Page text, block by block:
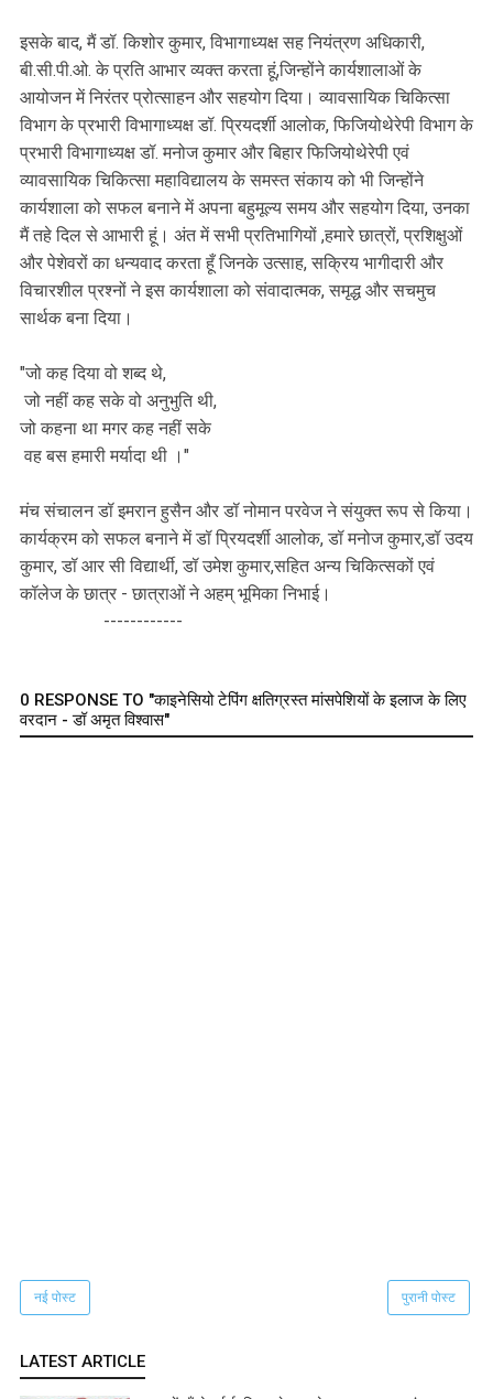
इसके बाद, मैं डॉ. किशोर कुमार, विभागाध्यक्ष सह नियंत्रण अधिकारी,
बी.सी.पी.ओ. के प्रति आभार व्यक्त करता हूं,जिन्होंने कार्यशालाओं के
आयोजन में निरंतर प्रोत्साहन और सहयोग दिया। व्यावसायिक चिकित्सा
विभाग के प्रभारी विभागाध्यक्ष डॉ. प्रियदर्शी आलोक, फिजियोथेरेपी विभाग के
प्रभारी विभागाध्यक्ष डॉ. मनोज कुमार और बिहार फिजियोथेरेपी एवं
व्यावसायिक चिकित्सा महाविद्यालय के समस्त संकाय को भी जिन्होंने
कार्यशाला को सफल बनाने में अपना बहुमूल्य समय और सहयोग दिया, उनका
मैं तहे दिल से आभारी हूं। अंत में सभी प्रतिभागियों ,हमारे छात्रों, प्रशिक्षुओं
और पेशेवरों का धन्यवाद करता हूँ जिनके उत्साह, सक्रिय भागीदारी और
विचारशील प्रश्नों ने इस कार्यशाला को संवादात्मक, समृद्ध और सचमुच
सार्थक बना दिया।
"जो कह दिया वो शब्द थे,
जो नहीं कह सके वो अनुभुति थी,
जो कहना था मगर कह नहीं सके
वह बस हमारी मर्यादा थी ।"
मंच संचालन डॉ इमरान हुसैन और डॉ नोमान परवेज ने संयुक्त रूप से किया।
कार्यक्रम को सफल बनाने में डॉ प्रियदर्शी आलोक, डॉ मनोज कुमार,डॉ उदय
कुमार, डॉ आर सी विद्यार्थी, डॉ उमेश कुमार,सहित अन्य चिकित्सकों एवं
कॉलेज के छात्र - छात्राओं ने अहम् भूमिका निभाई।
------------
0 RESPONSE TO "काइनेसियो टेपिंग क्षतिग्रस्त मांसपेशियों के इलाज के लिए
वरदान - डॉ अमृत विश्वास"
नई पोस्ट पुरानी पोस्ट
LATEST ARTICLE